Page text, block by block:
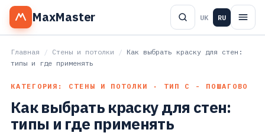
MaxMaster UK RU
Главная / Стены и потолки / Как выбрать краску для стен:
типы и где применять
КАТЕГОРИЯ: СТЕНЫ И ПОТОЛКИ · ТИП С - ПОШАГОВО
Как выбрать краску для стен:
типы и где применять